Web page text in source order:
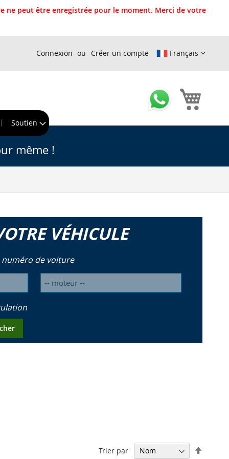
ne peut être enregistrée pour le moment. Merci de votre
Français
Connexion Créer un compte
Soutien
même !
VÉHICULE
numéro de voiture
Trier par